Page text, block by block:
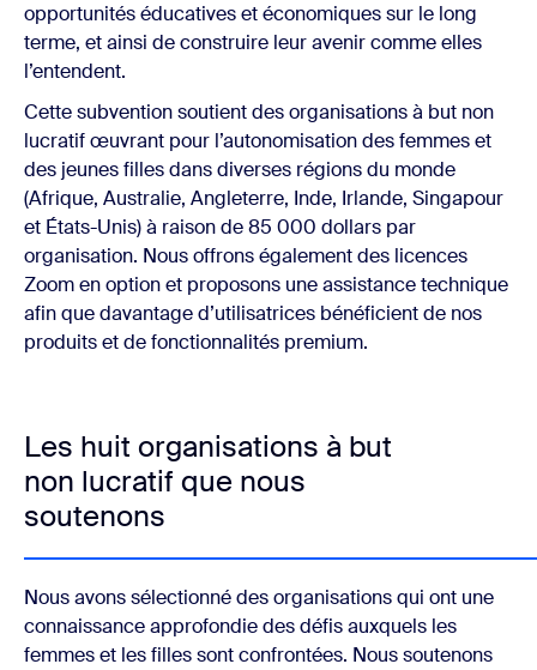
opportunités éducatives et économiques sur le long
terme, et ainsi de construire leur avenir comme elles
l’entendent.
Cette subvention soutient des organisations à but non
lucratif œuvrant pour l’autonomisation des femmes et
des jeunes filles dans diverses régions du monde
(Afrique, Australie, Angleterre, Inde, Irlande, Singapour
et États-Unis) à raison de 85 000 dollars par
organisation. Nous offrons également des licences
Zoom en option et proposons une assistance technique
afin que davantage d’utilisatrices bénéficient de nos
produits et de fonctionnalités premium.
Les huit organisations à but
non lucratif que nous
soutenons
Nous avons sélectionné des organisations qui ont une
connaissance approfondie des défis auxquels les
femmes et les filles sont confrontées. Nous soutenons